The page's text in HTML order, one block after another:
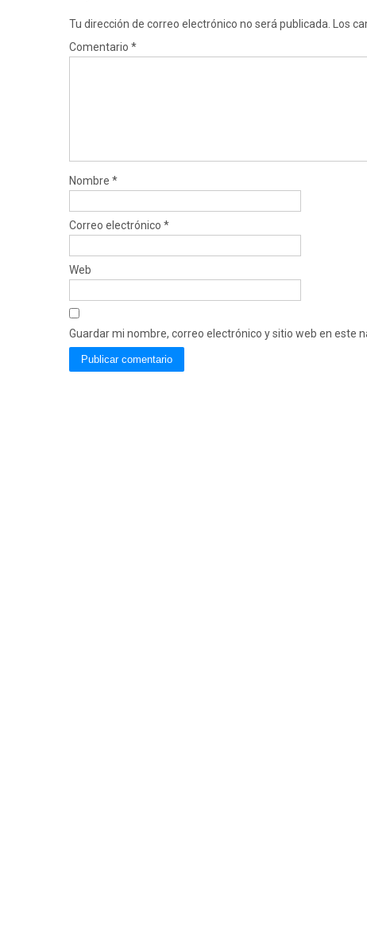
Tu dirección de correo electrónico no será publicada. Los
Comentario *
Nombre *
Correo electrónico *
Web
Guardar mi nombre, correo electrónico y sitio web en este